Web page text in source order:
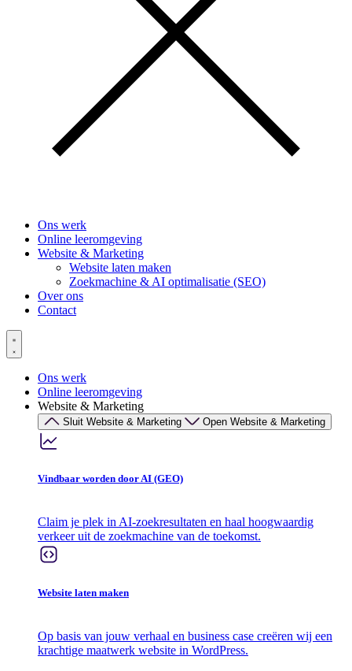
Ons werk
Online leeromgeving
Website & Marketing
Website laten maken
Zoekmachine & AI optimalisatie (SEO)
Over ons
Contact
Ons werk
Online leeromgeving
Website & Marketing
Sluit Website & Marketing Open Website & Marketing
Vindbaar worden door AI (GEO)
Claim je plek in AI-zoekresultaten en haal hoogwaardig
verkeer uit de zoekmachine van de toekomst.
Website laten maken
Op basis van jouw verhaal en business case creëren wij een
krachtige maatwerk website in WordPress.